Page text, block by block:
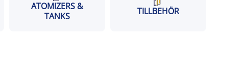
ATOMIZERS &
TANKS
TILLBEHÖR